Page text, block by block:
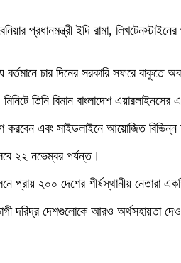
প্রধানমন্ত্রী ইদি রামা,
চার দিনের সরকারি সফরে বাকুতে
তিনি বিমান বাংলাদেশ
করবেন এবং সাইডলাইনে আয়োজিত বিভিন্ন
২২ নভেম্বর পর্যন্ত।
প্রায় ২০০ দেশের শীর্ষস্থানীয় নেতারা
দরিদ্র দেশগুলোকে আরও অর্থসহায়তা